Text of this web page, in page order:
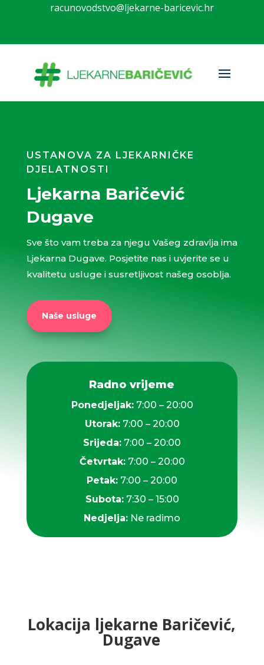
racunovodstvo@ljekarne-baricevic.hr
USTANOVA ZA LJEKARNIČKE
DJELATNOSTI
Ljekarna Baričević
Dugave
Sve što vam treba za njegu Vašeg zdravlja ima
Ljekarna Dugave. Posjetite nas i uvjerite se u
kvalitetu usluge i susretljivost našeg osoblja.
Naše usluge
Radno vrijeme
Ponedjeljak:7:00 – 20:00
Utorak:7:00 – 20:00
Srijeda: 7:00 – 20:00
Četvrtak:7:00 – 20:00
Petak: 7:00 – 20:00
Subota:7:30 – 15:00
Nedjelja: Ne radimo
Lokacija ljekarne Baričević,
Dugave